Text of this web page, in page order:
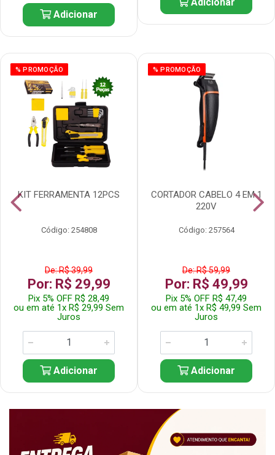
Adicionar
Adicionar
% PROMOÇÃO
KIT FERRAMENTA 12PCS
Código: 254808
De: R$ 39,99
Por: R$ 29,99
Pix 5% OFF R$ 28,49
ou em até 1x R$ 29,99 Sem
Juros
Adicionar
% PROMOÇÃO
CORTADOR CABELO 4 EM 1
220V
Código: 257564
De: R$ 59,99
Por: R$ 49,99
Pix 5% OFF R$ 47,49
ou em até 1x R$ 49,99 Sem
Juros
Adicionar